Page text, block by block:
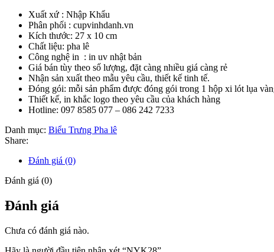
Xuất xứ : Nhập Khẩu
Phân phối : cupvinhdanh.vn
Kích thước: 27 x 10 cm
Chất liệu: pha lê
Công nghệ in : in uv nhật bản
Giá bán tùy theo số lượng, đặt càng nhiều giá càng rẻ
Nhận sản xuất theo mẫu yêu cầu, thiết kế tinh tế.
Đóng gói: mỗi sản phẩm được đóng gói trong 1 hộp xi lót lụa
Thiết kế, in khắc logo theo yêu cầu của khách hàng
Hotline: 097 8585 077 – 086 242 7233
Danh mục: Biểu Trưng Pha lê
Share:
Đánh giá (0)
Đánh giá (0)
Đánh giá
Chưa có đánh giá nào.